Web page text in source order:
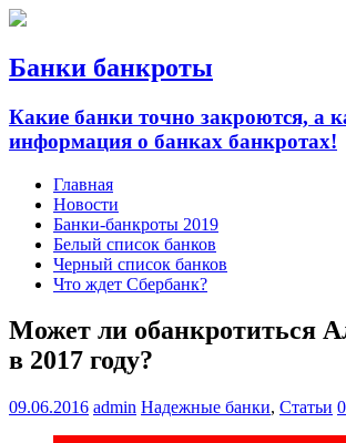
Банки банкроты
Какие банки точно закроются, а
информация о банках банкротах!
Главная
Новости
Банки-банкроты 2019
Белый список банков
Черный список банков
Что ждет Сбербанк?
Может ли обанкротиться
в 2017 году?
09.06.2016 admin Надежные банки, Статьи 0